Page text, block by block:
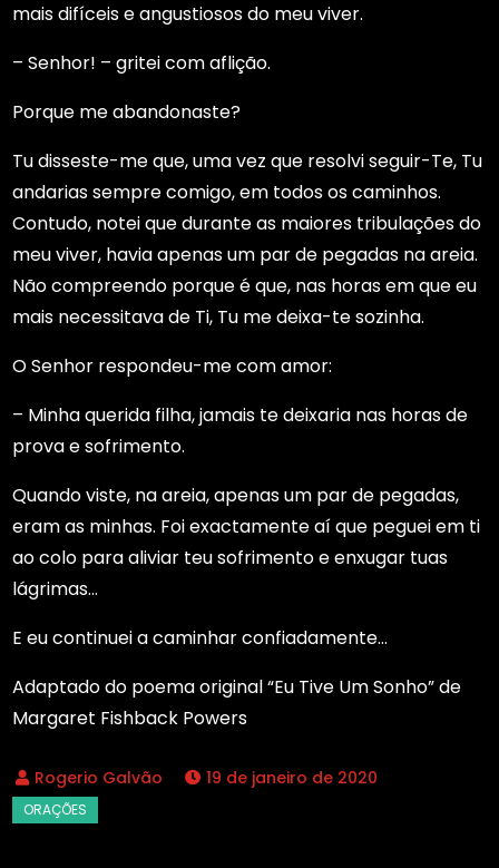
mais difíceis e angustiosos do meu viver.
– Senhor! – gritei com aflição.
Porque me abandonaste?
Tu disseste-me que, uma vez que resolvi seguir-Te, Tu
andarias sempre comigo, em todos os caminhos.
Contudo, notei que durante as maiores tribulações do
meu viver, havia apenas um par de pegadas na areia.
Não compreendo porque é que, nas horas em que eu
mais necessitava de Ti, Tu me deixa-te sozinha.
O Senhor respondeu-me com amor:
– Minha querida filha, jamais te deixaria nas horas de
prova e sofrimento.
Quando viste, na areia, apenas um par de pegadas,
eram as minhas. Foi exactamente aí que peguei em ti
ao colo para aliviar teu sofrimento e enxugar tuas
lágrimas…
E eu continuei a caminhar confiadamente…
Adaptado do poema original “Eu Tive Um Sonho” de
Margaret Fishback Powers
19 de janeiro de 2020